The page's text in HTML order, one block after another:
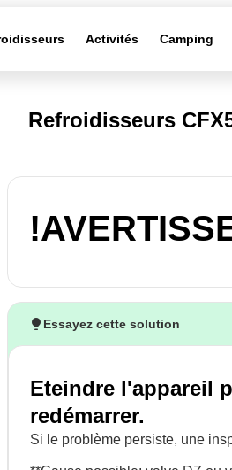
Activités Camping
Refroidisseurs
Essayez cette solution
Eteindre l'appareil
redémarrer.
Si le problème persiste, une